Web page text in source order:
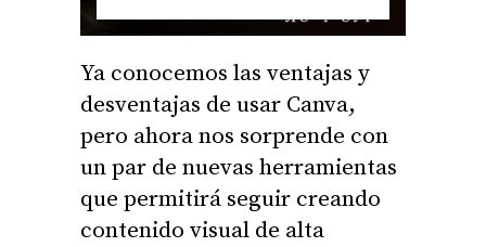
Ya conocemos las ventajas y
desventajas de usar Canva,
pero ahora nos sorprende con
un par de nuevas herramientas
que permitirá seguir creando
contenido visual de alta